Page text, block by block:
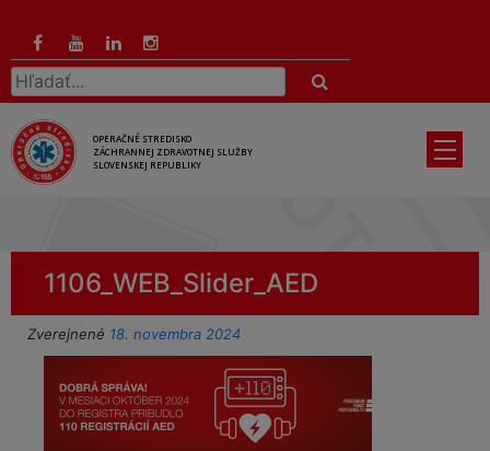
hlavný
obsah
Hľadať:
OPERAČNÉ STREDISKO
ZÁCHRANNEJ ZDRAVOTNEJ SLUŽBY
SLOVENSKEJ REPUBLIKY
1106_WEB_Slider_AED
Zverejnené 18. novembra 2024